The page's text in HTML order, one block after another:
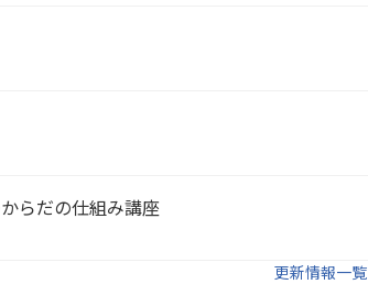
らだの仕組み講座
更新情報一覧